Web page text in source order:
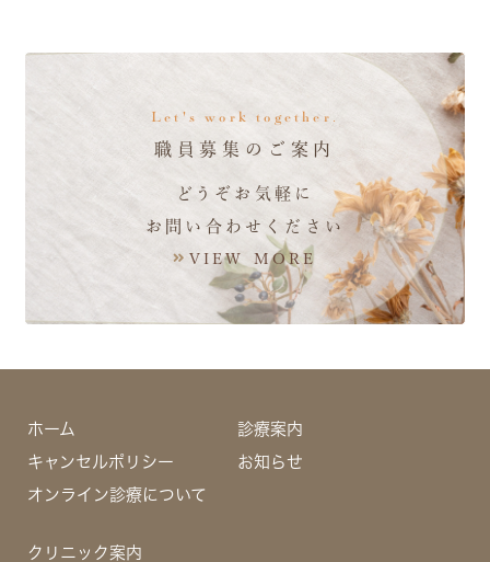
Let's work together.
職員募集のご案内
どうぞお気軽に
お問い合わせください
VIEW MORE
ホーム
診療案内
キャンセルポリシー
お知らせ
オンライン診療について
クリニック案内